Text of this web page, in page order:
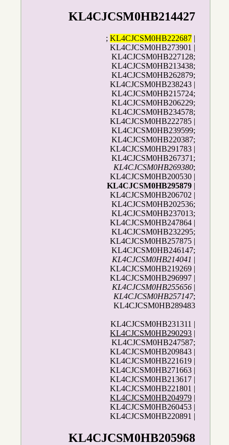
KL4CJCSM0HB214427
;KL4CJCSM0HB222687 |
KL4CJCSM0HB273901 |
KL4CJCSM0HB227128;
KL4CJCSM0HB213438;
KL4CJCSM0HB262879;
KL4CJCSM0HB238243 |
KL4CJCSM0HB215724;
KL4CJCSM0HB206229;
KL4CJCSM0HB234578;
KL4CJCSM0HB222785 |
KL4CJCSM0HB239599;
KL4CJCSM0HB220387;
KL4CJCSM0HB291783 |
KL4CJCSM0HB267371;
KL4CJCSM0HB269380;
KL4CJCSM0HB200530 |
KL4CJCSM0HB295879 |
KL4CJCSM0HB206702 |
KL4CJCSM0HB202536;
KL4CJCSM0HB237013;
KL4CJCSM0HB247864 |
KL4CJCSM0HB232295;
KL4CJCSM0HB257875 |
KL4CJCSM0HB246147;
KL4CJCSM0HB214041 |
KL4CJCSM0HB219269 |
KL4CJCSM0HB296997 |
KL4CJCSM0HB255656 |
KL4CJCSM0HB257147;
KL4CJCSM0HB289483
KL4CJCSM0HB231311 |
KL4CJCSM0HB290293 |
KL4CJCSM0HB247587;
KL4CJCSM0HB209843 |
KL4CJCSM0HB221619 |
KL4CJCSM0HB271663 |
KL4CJCSM0HB213617 |
KL4CJCSM0HB221801 |
KL4CJCSM0HB204979 |
KL4CJCSM0HB260453 |
KL4CJCSM0HB220891 |
KL4CJCSM0HB205968